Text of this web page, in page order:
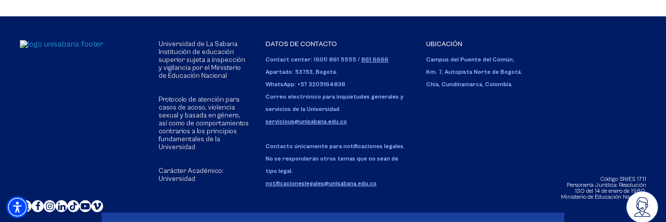
Universidad de La Sabana
Institución de educación
superior sujeta a inspección
y vigilancia por el Ministerio
de Educación Nacional
Protocolo de atención para
casos de acoso, violencia
sexual y basada en género,
así como de comportamientos
contrarios a los principios
fundamentales de la
Universidad
Carácter Académico:
Universidad
DATOS DE CONTACTO
Contact center: (601) 861 5555 / 861 6666
Apartado: 53753, Bogotá.
WhatsApp: +57 3205164838
Correo electrónico para inquietudes generales y
servicios de la Universidad
servicious@unisabana.edu.co
Contacto únicamente para notificaciones legales.
No se responderán otros temas que no sean de
tipo legal.
notificacioneslegales@unisabana.edu.co
UBICACIÓN
Campus del Puente del Común,
Km. 7, Autopista Norte de Bogotá.
Chía, Cundinamarca, Colombia.
Código SNIES 1711
Personería Jurídica: Resolución
130 del 14 de enero de 1980.
Ministerio de Educación Nacional.